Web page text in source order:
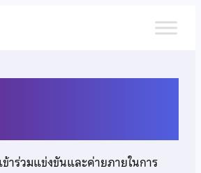
าร่วมแข่งขันและค่ายภายในการ